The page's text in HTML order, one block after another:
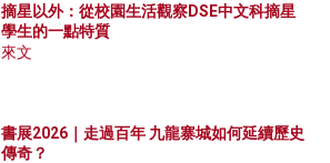
摘星以外：從校園生活觀察DSE中文科摘星
學生的一點特質
來文
書展2026｜走過百年 九龍寨城如何延續歷史
傳奇？